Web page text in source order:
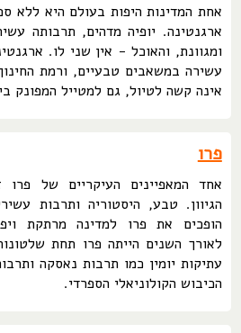
אחת המדינות היפות בעולם היא ללא
ארגנטינה. יופיה מדהים, תרבותה
ומגוונת, והאוכל - אין שני לו.
עשירה במשאבים טבעיים, ורמת
אינה קשה לטיול, גם למטייל המפונק
פרו
אחד המאפיינים העיקריים של פרו
הגיוון. טבע, היסטוריה ותרבות
הופכים את פרו למדינה מרתקת
לאורך השנים הייתה פרו תחת
עתיקות יומין כמו תרבות נאסקה
הכיבוש הקולוניאלי הספרדי.